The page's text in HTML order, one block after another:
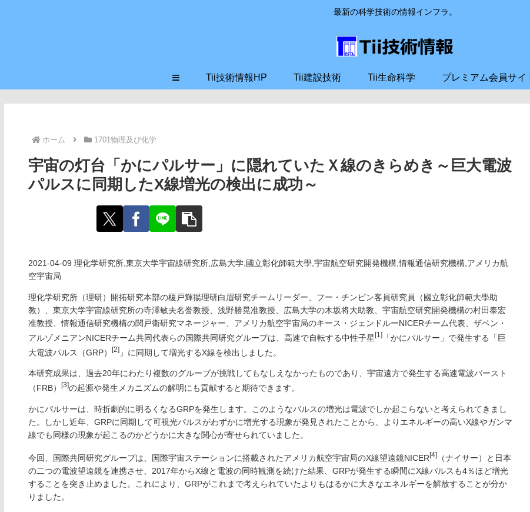
最新の科学技術の情報インフラ。
≡ Tii技術情報HP Tii建設技術 Tii生命科学 プレミアム会員サイ
ホーム 1701物理及び化学
宇宙の灯台「かにパルサー」に隠れていたＸ線のきらめき～巨大電波
パルスに同期したX線増光の検出に成功～
2021-04-09 理化学研究所,東京大学宇宙線研究所,広島大学,國立彰化師範大學,宇宙航空研究開発機構,情報通信研究機構,アメリカ航
空宇宙局
理化学研究所（理研）開拓研究本部の榎戸輝揚理研白眉研究チームリーダー、フー・チンピン客員研究員（國立彰化師範大學助
教）、東京大学宇宙線研究所の寺澤敏夫名誉教授、浅野勝晃准教授、広島大学の木坂将大助教、宇宙航空研究開発機構の村田泰宏
准教授、情報通信研究機構の関戸衛研究マネージャー、アメリカ航空宇宙局のキース・ジェンドルーNICERチーム代表、ザベン・
アルゾメニアンNICERチーム共同代表らの国際共同研究グループは、高速で自転する中性子星[1]「かにパルサー」で発生する「巨
大電波パルス（GRP）
[2]」に同期して増光するX線を検出しました。
本研究成果は、過去20年にわたり複数のグループが挑戦してもなしえなかったものであり、宇宙遠方で発生する高速電波バースト
（FRB）
[3]の起源や発生メカニズムの解明にも貢献すると期待できます。
かにパルサーは、時折劇的に明るくなるGRPを発生します。このようなパルスの増光は電波でしか起こらないと考えられてきまし
た。しかし近年、GRPに同期して可視光パルスがわずかに増光する現象が発見されたことから、よりエネルギーの高いX線やガンマ
線でも同様の現象が起こるのかどうかに大きな関心が寄せられていました。
今回、国際共同研究グループは、国際宇宙ステーションに搭載されたアメリカ航空宇宙局のX線望遠鏡NICER[4]（ナイサー）と日本
の二つの電波望遠鏡を連携させ、2017年からX線と電波の同時観測を続けた結果、GRPが発生する瞬間にX線パルスも4％ほど増光
することを突き止めました。これにより、GRPがこれまで考えられていたよりもはるかに大きなエネルギーを解放することが分か
りました。